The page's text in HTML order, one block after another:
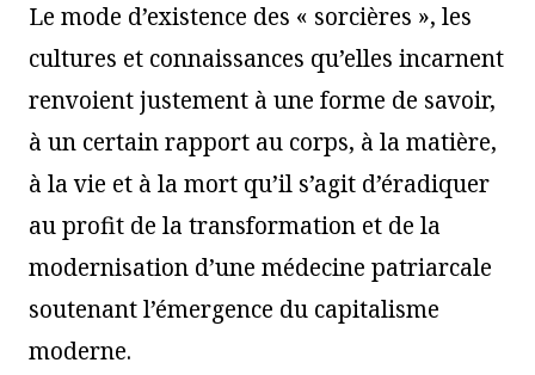
Le mode d’existence des « sorcières », les
cultures et connaissances qu’elles incarnent
renvoient justement à une forme de savoir,
à un certain rapport au corps, à la matière,
à la vie et à la mort qu’il s’agit d’éradiquer
au profit de la transformation et de la
modernisation d’une médecine patriarcale
soutenant l’émergence du capitalisme
moderne.